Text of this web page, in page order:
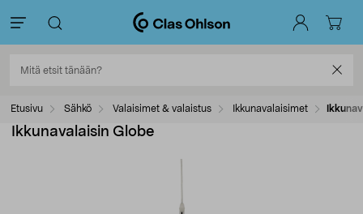
Etusivu Sähkö Valaisimet & valaistus Ikkunavalaisimet
Ikkunavalaisin Globe